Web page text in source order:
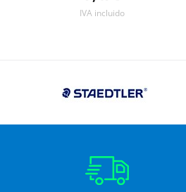
IVA incluido